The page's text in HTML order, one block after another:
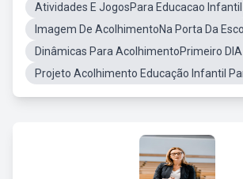
Atividades E JogosPara Educacao Infantil
Imagem De AcolhimentoNa Porta Da
Dinâmicas Para AcolhimentoPrimeiro
Projeto Acolhimento Educação Infantil